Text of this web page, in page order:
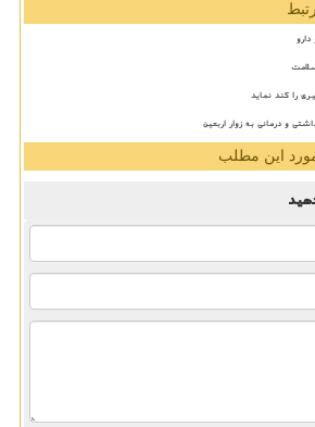
را کند نماید
این مطلب